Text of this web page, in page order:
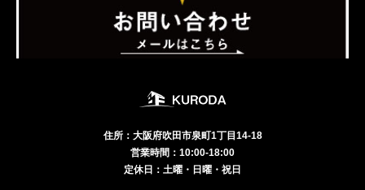
住所：大阪府吹田市泉町1丁目14-18
営業時間：10:00-18:00
定休日：土曜・日曜・祝日